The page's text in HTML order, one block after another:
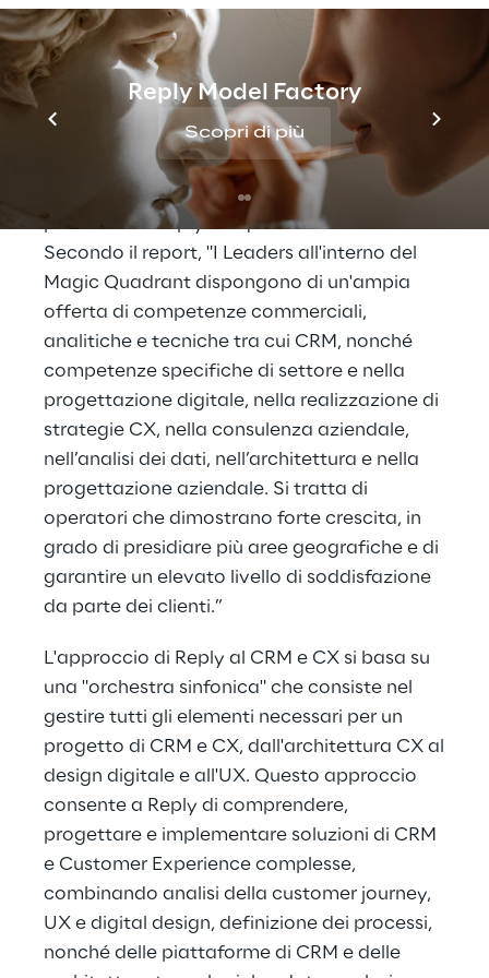
Reply Model Factory
Scopri di più
clienti. Questi servizi sono specifici per
migliorare le vendite dei clienti, il servizio
clienti e le operazioni di marketing e si
concentrano sulle interazioni con i clienti.”
Dopo la valutazione di 17 fornitori di servizi di
implementatione CRM e CX, Gartner ha
posizionato Reply nel quadrante Leader.
Secondo il report, "I Leaders all'interno del
Magic Quadrant dispongono di un'ampia
offerta di competenze commerciali,
analitiche e tecniche tra cui CRM, nonché
competenze specifiche di settore e nella
progettazione digitale, nella realizzazione di
strategie CX, nella consulenza aziendale,
nell’analisi dei dati, nell’architettura e nella
progettazione aziendale. Si tratta di
operatori che dimostrano forte crescita, in
grado di presidiare più aree geografiche e di
garantire un elevato livello di soddisfazione
da parte dei clienti.”
L'approccio di Reply al CRM e CX si basa su
una "orchestra sinfonica" che consiste nel
gestire tutti gli elementi necessari per un
progetto di CRM e CX, dall'architettura CX al
design digitale e all'UX. Questo approccio
consente a Reply di comprendere,
progettare e implementare soluzioni di CRM
e Customer Experience complesse,
combinando analisi della customer journey,
UX e digital design, definizione dei processi,
nonché delle piattaforme di CRM e delle